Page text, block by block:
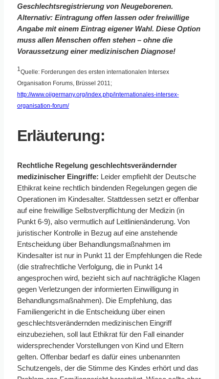
Geschlechtsregistrierung von Neugeborenen.
Alternativ: Eintragung offen lassen oder freiwillige
Angabe mit einem Eintrag eigener Wahl. Diese Option
muss allen Menschen offen stehen – ohne die
Voraussetzung einer medizinischen Diagnose!
1Quelle: Forderungen des ersten internationalen Intersex
Organisation Forums, Brüssel 2011;
http://www.oiigermany.org/index.php/internationales-intersex-
organisation-forum/
Erläuterung:
Rechtliche Regelung geschlechtsverändernder
medizinischer Eingriffe: Leider empfiehlt der Deutsche
Ethikrat keine rechtlich bindenden Regelungen gegen die
Operationen im Kindesalter. Stattdessen setzt er offenbar
auf eine freiwillige Selbstverpflichtung der Medizin (in
Punkt 6-9), also vermutlich auf Leitlinienänderung. Von
juristischer Kontrolle in Bezug auf eine anstehende
Entscheidung über Behandlungsmaßnahmen im
Kindesalter ist nur in Punkt 11 der Empfehlungen die Rede
(die strafrechtliche Verfolgung, die in Punkt 14
angesprochen wird, bezieht sich auf nachträgliche Klagen
gegen Verletzungen der informierten Einwilligung in
Behandlungsmaßnahmen). Die Empfehlung, das
Familiengericht in die Entscheidung über einen
geschlechtsverändernden medizinischen Eingriff
einzubeziehen, soll laut Ethikrat für den Fall einander
widersprechender Vorstellungen von Kind und Eltern
gelten. Offenbar bedarf es dafür eines unbenannten
Schutzengels, der die Stimme des Kindes erhört und das